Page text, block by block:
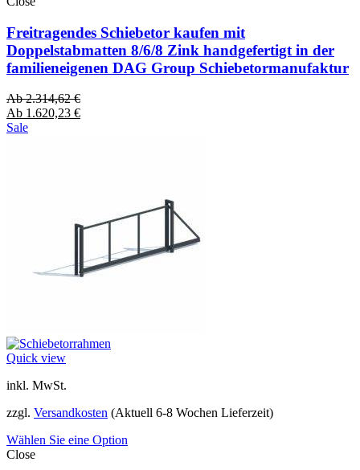
Freitragendes Schiebetor kaufen mit
Doppelstabmatten 8/6/8 Zink handgefertigt in der
familieneigenen DAG Group Schiebetormanufaktur
Ab2.314,62€
Ab 1.620,23 €
Sale
Quick view
inkl. MwSt.
zzgl. Versandkosten (Aktuell 6-8 Wochen Lieferzeit)
Wählen Sie eine Option
Close